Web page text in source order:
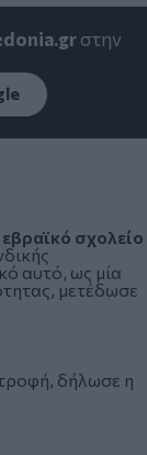
στην
εβραϊκό σχολείο
αυτό, ως μία
, μετέδωσε
δήλωσε η